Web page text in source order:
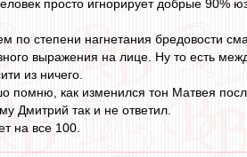
просто игнорирует добрые
по степени нагнетания бредовости
выражения на лице. Ну то есть
из ничего.
помню, как изменился тон Матвея
Дмитрий так и не ответил.
на все 100.